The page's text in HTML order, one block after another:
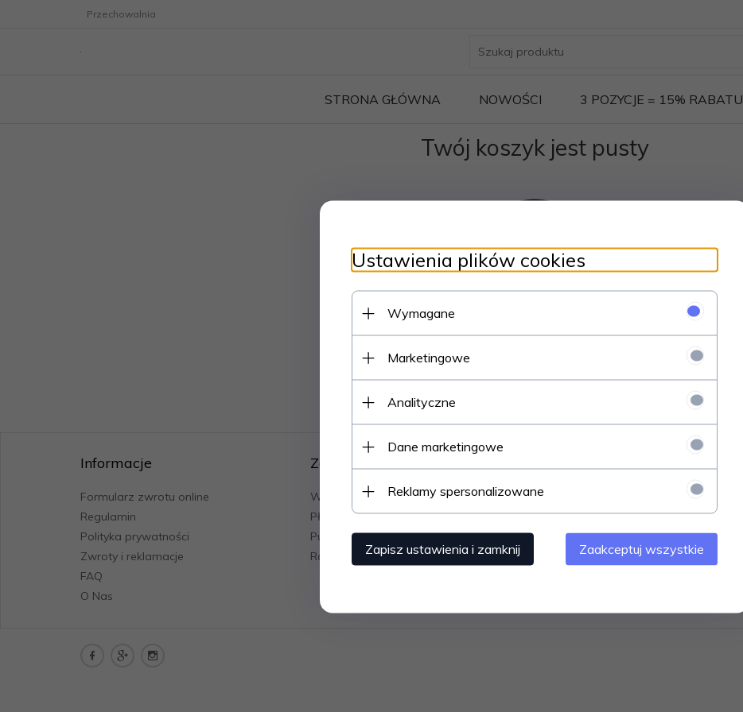
Przechowalnia
STRONA GŁÓWNA NOWOŚCI 3 POZYCJE = 15% RABATU
Twój koszyk jest pusty
Informacje
Formularz zwrotu online
Regulamin
Polityka prywatności
Zwroty i reklamacje
FAQ
O Nas
Zakupy
Wysyłka
Płatności
Punkt odbioru osobistego
Rabat ilościowy
Zapisz się do newslettera:
Ustawienia plików cookies
Wymagane
Marketingowe
Analityczne
Dane marketingowe
Reklamy spersonalizowane
Zapisz ustawienia i zamknij Zaakceptuj wszystkie